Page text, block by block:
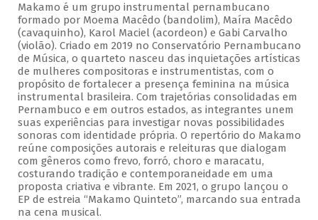
Makamo é um grupo instrumental pernambucano
formado por Moema Macêdo (bandolim), Maíra Macêdo
(cavaquinho), Karol Maciel (acordeon) e Gabi Carvalho
(violão). Criado em 2019 no Conservatório Pernambucano
de Música, o quarteto nasceu das inquietações artísticas
de mulheres compositoras e instrumentistas, com o
propósito de fortalecer a presença feminina na música
instrumental brasileira. Com trajetórias consolidadas em
Pernambuco e em outros estados, as integrantes unem
suas experiências para investigar novas possibilidades
sonoras com identidade própria. O repertório do Makamo
reúne composições autorais e releituras que dialogam
com gêneros como frevo, forró, choro e maracatu,
costurando tradição e contemporaneidade em uma
proposta criativa e vibrante. Em 2021, o grupo lançou o
EP de estreia “Makamo Quinteto”, marcando sua entrada
na cena musical.